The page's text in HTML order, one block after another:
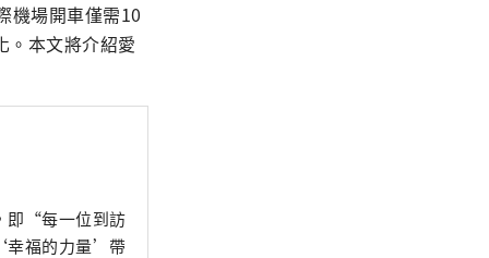
機場開車僅需10
。本文將介紹愛
即“每一位到訪
幸福的力量’帶